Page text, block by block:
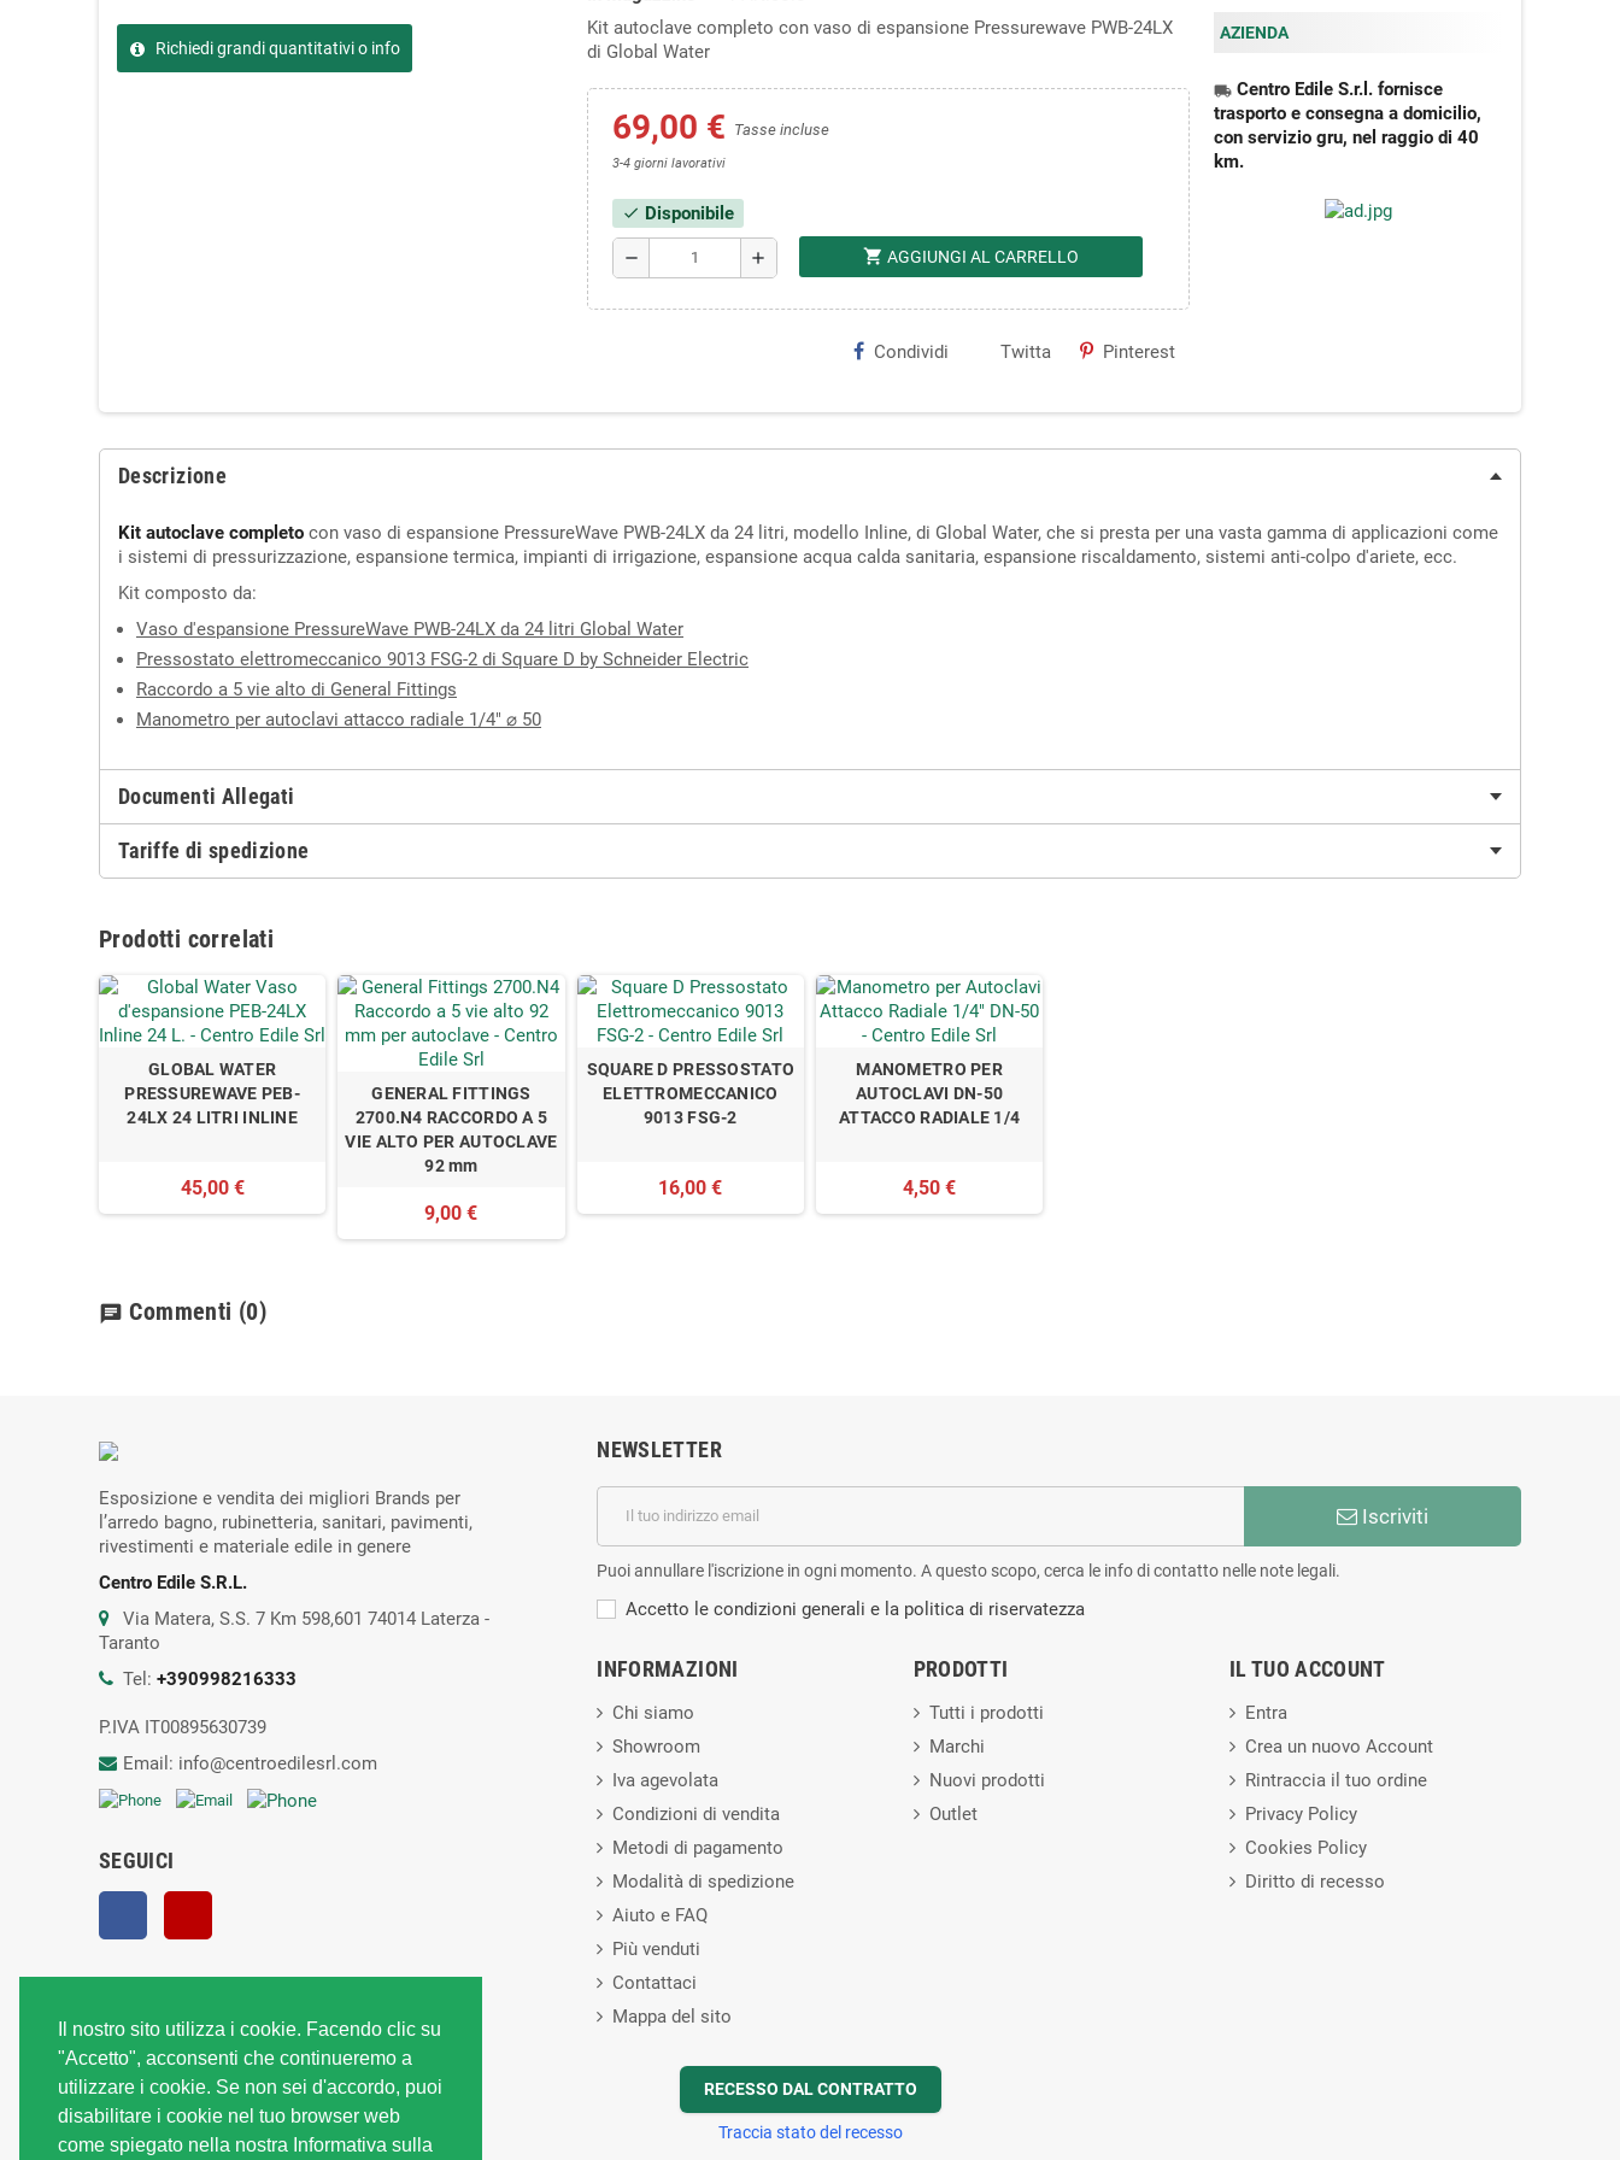
Il nostro sito utilizza i cookie. Facendo clic su
"Accetto", acconsenti che continueremo a
utilizzare i cookie. Se non sei d'accordo, puoi
disabilitare i cookie nel tuo browser web
come spiegato nella nostra Informativa sulla
Richiedi grandi quantitativi o info
Kit autoclave completo con vaso di espansione Pressurewave PWB-24LX
di Global Water
69,00 € Tasse incluse
3-4 giorni lavorativi
check Disponibile
remove add shopping_cart AGGIUNGI AL CARRELLO
Condividi Twitta Pinterest
AZIENDA
local_shipping Centro Edile S.r.l. fornisce
trasporto e consegna a domicilio,
con servizio gru, nel raggio di 40
km.
Descrizione
Kit autoclave completo con vaso di espansione PressureWave PWB-24LX da 24 litri, modello Inline, di Global Water, che si presta per una vasta gamma di applicazioni come
i sistemi di pressurizzazione, espansione termica, impianti di irrigazione, espansione acqua calda sanitaria, espansione riscaldamento, sistemi anti-colpo d'ariete, ecc.
Kit composto da:
Vaso d'espansione PressureWave PWB-24LX da 24 litri Global Water
Pressostato elettromeccanico 9013 FSG-2 di Square D by Schneider Electric
Raccordo a 5 vie alto di General Fittings
Manometro per autoclavi attacco radiale 1/4" ⌀ 50
Documenti Allegati
Tariffe di spedizione
Prodotti correlati
GLOBAL WATER
PRESSUREWAVE PEB-
24LX 24 LITRI INLINE
45,00 €
GENERAL FITTINGS
2700.N4 RACCORDO A 5
VIE ALTO PER AUTOCLAVE
92 mm
9,00 €
SQUARE D PRESSOSTATO
ELETTROMECCANICO
9013 FSG-2
16,00 €
MANOMETRO PER
AUTOCLAVI DN-50
ATTACCO RADIALE 1/4
4,50 €
chat Commenti (0)
Esposizione e vendita dei migliori Brands per
l’arredo bagno, rubinetteria, sanitari, pavimenti,
rivestimenti e materiale edile in genere
Centro Edile S.R.L.
Via Matera, S.S. 7 Km 598,601 74014 Laterza -
Taranto
Tel: +390998216333
P.IVA IT00895630739
Email: info@centroedilesrl.com
SEGUICI
Facebook
NEWSLETTER
Iscriviti
Puoi annullare l'iscrizione in ogni momento. A questo scopo, cerca le info di contatto nelle note legali.
Accetto le condizioni generali e la politica di riservatezza
INFORMAZIONI
Chi siamo
Showroom
Iva agevolata
Condizioni di vendita
Metodi di pagamento
Modalità di spedizione
Aiuto e FAQ
Più venduti
Contattaci
Mappa del sito
PRODOTTI
Tutti i prodotti
Marchi
Nuovi prodotti
Outlet
IL TUO ACCOUNT
Entra
Crea un nuovo Account
Rintraccia il tuo ordine
Privacy Policy
Cookies Policy
Diritto di recesso
RECESSO DAL CONTRATTO
Traccia stato del recesso